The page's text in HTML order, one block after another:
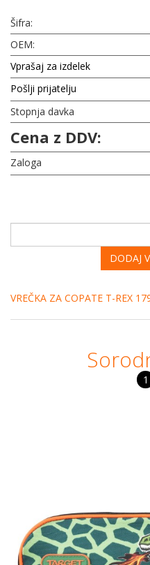
Šifra:
OEM:
Vprašaj za izdelek
Pošlji prijatelju
Stopnja davka
Cena z DDV:
Zaloga
DODAJ
VREČKA ZA COPATE T-REX
1